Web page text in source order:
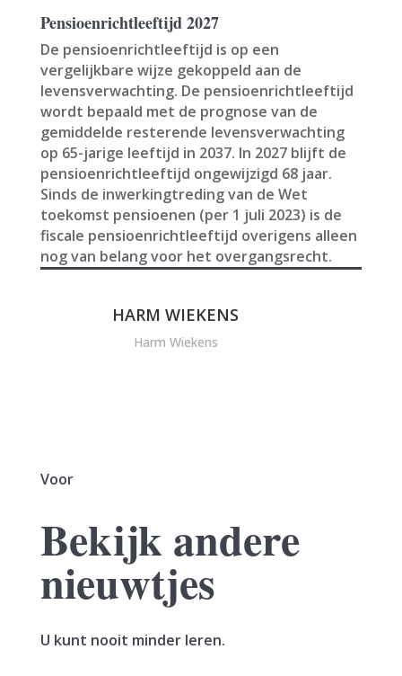
Pensioenrichtleeftijd 2027
De pensioenrichtleeftijd is op een
vergelijkbare wijze gekoppeld aan de
levensverwachting. De pensioenrichtleeftijd
wordt bepaald met de prognose van de
gemiddelde resterende levensverwachting
op 65-jarige leeftijd in 2037. In 2027 blijft de
pensioenrichtleeftijd ongewijzigd 68 jaar.
Sinds de inwerkingtreding van de Wet
toekomst pensioenen (per 1 juli 2023) is de
fiscale pensioenrichtleeftijd overigens alleen
nog van belang voor het overgangsrecht.
HARM WIEKENS
Harm Wiekens
Voor
Bekijk andere
nieuwtjes
U kunt nooit minder leren.